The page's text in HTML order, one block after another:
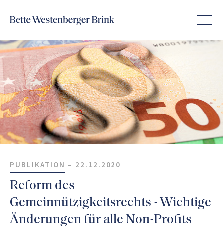
PUBLIKATION – 22.12.2020
Reform des
Gemeinnützigkeitsrechts - Wichtige
Änderungen für alle Non-Profits